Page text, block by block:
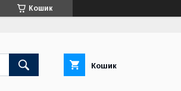
Кошик
Кошик